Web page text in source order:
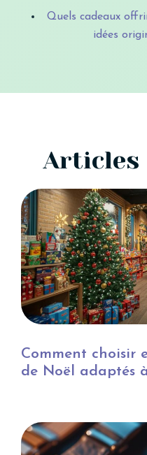
Quels cadeaux
idées
Articles
Comment choisir
de Noël adaptés